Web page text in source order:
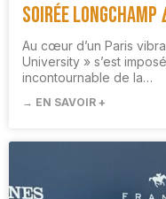
Soirée Longchamp
Au cœur d’un Paris
University » s’est
incontournable de la…
→ EN SAVOIR +